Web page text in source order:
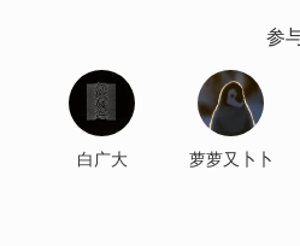
参
白广大 萝萝又卜卜